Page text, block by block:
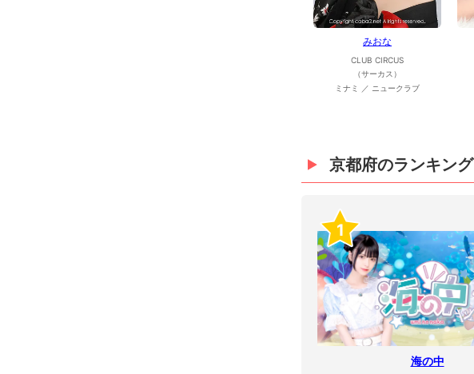
みおな
CLUB CIRCUS
（サーカス）
ミナミ ／ ニュークラブ
京都府のランキング
1
海の中